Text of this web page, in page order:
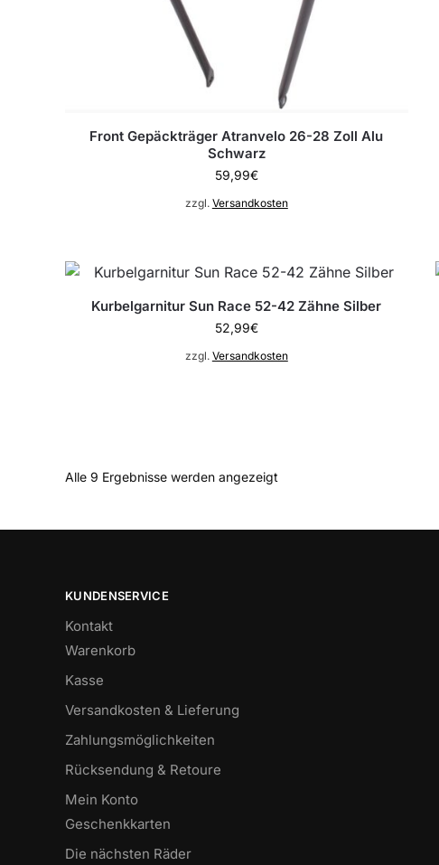
Front Gepäckträger Atranvelo 26-28 Zoll Alu
Schwarz
59,99€
zzgl. Versandkosten
Kurbelgarnitur Sun Race 52-42 Zähne Silber
52,99€
zzgl. Versandkosten
Alle 9 Ergebnisse werden angezeigt
KUNDENSERVICE
Kontakt
Warenkorb
Kasse
Versandkosten & Lieferung
Zahlungsmöglichkeiten
Rücksendung & Retoure
Mein Konto
Geschenkkarten
Die nächsten Räder